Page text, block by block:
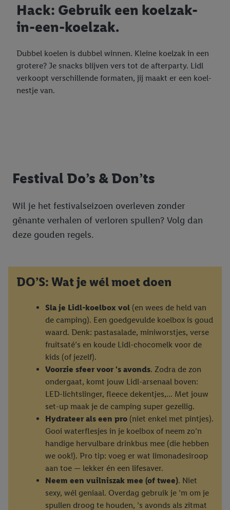
Hack: Gebruik een koelzak-
in-een-koelzak.
Dubbel koelen is dubbel winnen. Kleine koelzak in een
grotere? Je snacks blijven vers tot de afterparty. Lidl
verkoopt verschillende formaten, jij maakt er een koel-
nestje van.
Festival Do’s & Don’ts
Wil je het festivalseizoen overleven zonder
gênante verhalen of verloren spullen? Volg dan
deze gouden regels.
DO’S: Wat je wél moet doen
Sla je Lidl-koelbox vol (en wees de held van
de camping). Een goedgevulde koelbox is goud
waard. Denk: pastasalade, miniworstjes, verse
fruitsaté’s en koude Lidl-chocomelk voor de
kids (of jezelf).
Voorzie sfeer voor 's avonds. Zodra de zon
ondergaat, komt jouw Lidl-arsenaal boven:
LED-lichtslinger, fleece dekentjes,... Met jouw
set-up maak je de camping super gezellig.
Hydrateer als een pro (niet enkel met pintjes).
Gooi waterflesjes in je koelbox of neem zo’n
handige hervulbare drinkbus mee (die hebben
we ook!). Pro tip: voeg er wat limonadesiroop
aan toe — lekker én een lifesaver.
Neem een vuilniszak mee (of twee). Niet
sexy, wél geniaal. Overdag gebruik je ’m om je
spullen droog te houden, ’s avonds als zitmat